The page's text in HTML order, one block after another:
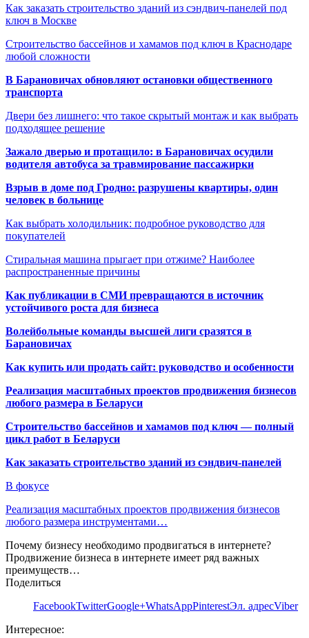
Как заказать строительство зданий из сэндвич-панелей под
ключ в Москве
Строительство бассейнов и хамамов под ключ в Краснодаре
любой сложности
В Барановичах обновляют остановки общественного
транспорта
Двери без лишнего: что такое скрытый монтаж и как выбрать
подходящее решение
Зажало дверью и протащило: в Барановичах осудили
водителя автобуса за травмирование пассажирки
Взрыв в доме под Гродно: разрушены квартиры, один
человек в больнице
Как выбрать холодильник: подробное руководство для
покупателей
Стиральная машина прыгает при отжиме? Наиболее
распространенные причины
Как публикации в СМИ превращаются в источник
устойчивого роста для бизнеса
Волейбольные команды высшей лиги сразятся в
Барановичах
Как купить или продать сайт: руководство и особенности
Реализация масштабных проектов продвижения бизнесов
любого размера в Беларуси
Строительство бассейнов и хамамов под ключ — полный
цикл работ в Беларуси
Как заказать строительство зданий из сэндвич-панелей
В фокусе
Реализация масштабных проектов продвижения бизнесов
любого размера инструментами…
Почему бизнесу необходимо продвигаться в интернете?
Продвижение бизнеса в интернете имеет ряд важных
преимуществ…
Поделиться
FacebookTwitterGoogle+WhatsAppPinterestЭл. адресViber
Интересное: